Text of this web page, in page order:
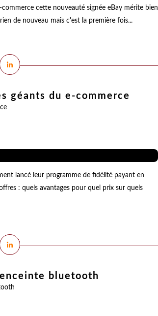
cette nouveauté signée eBay mérite bien
de nouveau mais c'est la première fois...
géants du e-commerce
lancé leur programme de fidélité payant en
: quels avantages pour quel prix sur quels
bluetooth